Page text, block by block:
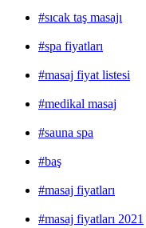
#sıcak taş masajı
#spa fiyatları
#masaj fiyat listesi
#medikal masaj
#sauna spa
#baş
#masaj fiyatları
#masaj fiyatları 2021